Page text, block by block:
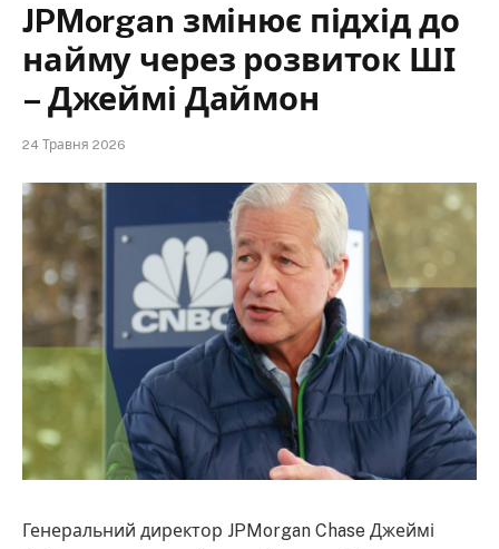
JPMorgan змінює підхід до
найму через розвиток ШІ
– Джеймі Даймон
24 Травня 2026
Генеральний директор JPMorgan Chase Джеймі